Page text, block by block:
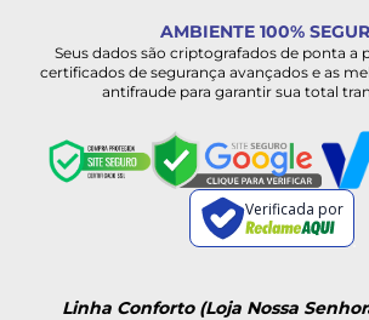
AMBIENTE 100%
Seus dados são criptografados de ponta a
certificados de segurança avançados e as
antifraude para garantir sua total
Verificada por
Linha Conforto (Loja Nossa